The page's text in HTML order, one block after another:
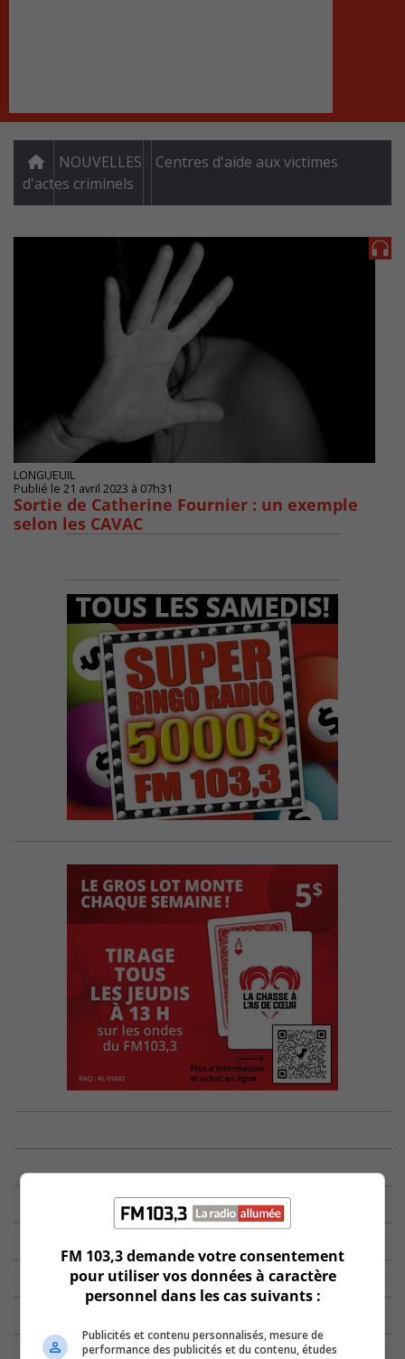
NOUVELLES
Centres d'aide aux victimes
d'actes criminels
LONGUEUIL
Publié le 21 avril 2023 à 07h31
Sortie de Catherine Fournier : un exemple
selon les CAVAC
FM 103,3 demande votre consentement
pour utiliser vos données à caractère
personnel dans les cas suivants :
Publicités et contenu personnalisés, mesure de
performance des publicités et du contenu, études